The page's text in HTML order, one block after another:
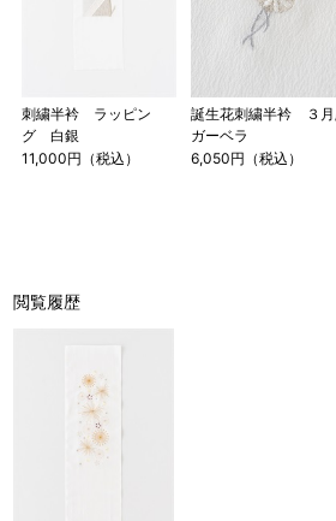
刺繍半衿 ラッピン
グ 白銀
11,000円（税込）
誕生花刺繍半衿 ３
ガーベラ
6,050円（税込）
閲覧履歴